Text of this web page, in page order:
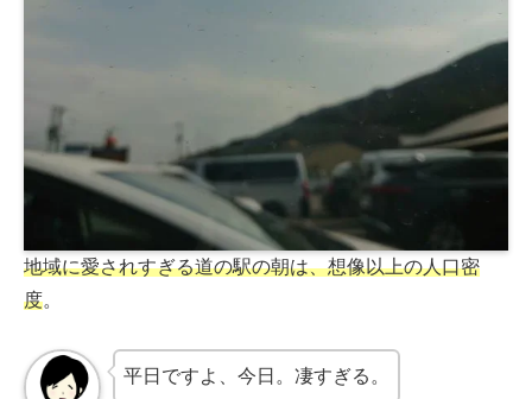
地域に愛されすぎる道の駅の朝は、想像以上の人口密
度。
平日ですよ、今日。凄すぎる。